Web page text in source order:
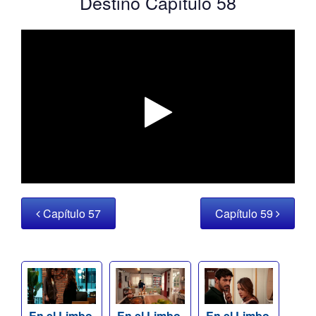
Capítulo 57 Capítulo 59